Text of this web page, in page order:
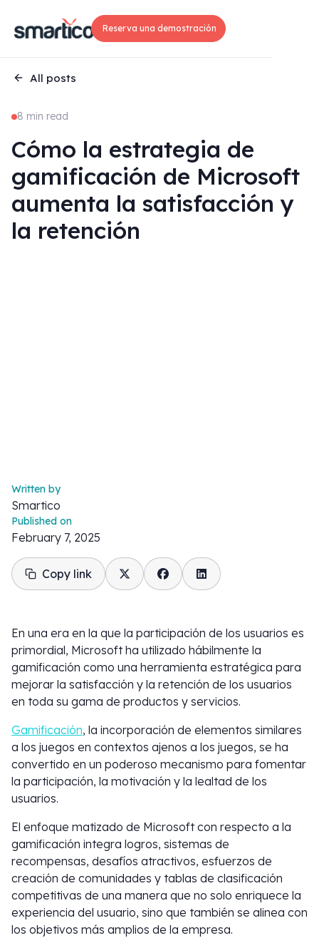
Reserva una demostración
All posts
8 min read
Cómo la estrategia de
gamificación de Microsoft
aumenta la satisfacción y
la retención
Written by
Smartico
Published on
February 7, 2025
Copy link
En una era en la que la participación de los usuarios es
primordial, Microsoft ha utilizado hábilmente la
gamificación como una herramienta estratégica para
mejorar la satisfacción y la retención de los usuarios
en toda su gama de productos y servicios.
Gamificación, la incorporación de elementos similares
a los juegos en contextos ajenos a los juegos, se ha
convertido en un poderoso mecanismo para fomentar
la participación, la motivación y la lealtad de los
usuarios.
El enfoque matizado de Microsoft con respecto a la
gamificación integra logros, sistemas de
recompensas, desafíos atractivos, esfuerzos de
creación de comunidades y tablas de clasificación
competitivas de una manera que no solo enriquece la
experiencia del usuario, sino que también se alinea con
los objetivos más amplios de la empresa.